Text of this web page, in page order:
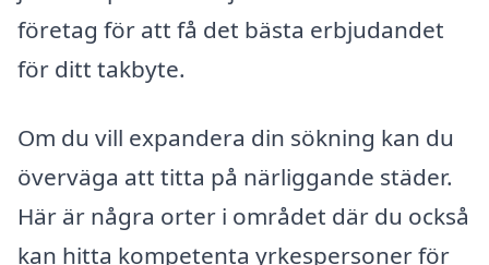
företag för att få det bästa erbjudandet
för ditt takbyte.
Om du vill expandera din sökning kan du
överväga att titta på närliggande städer.
Här är några orter i området där du också
kan hitta kompetenta yrkespersoner för